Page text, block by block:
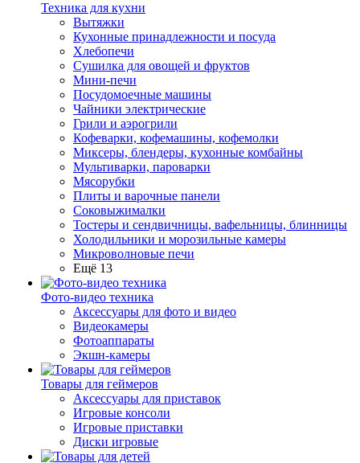
Техника для кухни
Вытяжки
Кухонные принадлежности и посуда
Хлебопечи
Сушилка для овощей и фруктов
Мини-печи
Посудомоечные машины
Чайники электрические
Грили и аэрогрили
Кофеварки, кофемашины, кофемолки
Миксеры, блендеры, кухонные комбайны
Мультиварки, пароварки
Мясорубки
Плиты и варочные панели
Соковыжималки
Тостеры и сендвичницы, вафельницы, блинницы
Холодильники и морозильные камеры
Микроволновые печи
Ещё 13
Фото-видео техника
Аксессуары для фото и видео
Видеокамеры
Фотоаппараты
Экшн-камеры
Товары для геймеров
Аксессуары для приставок
Игровые консоли
Игровые приставки
Диски игровые